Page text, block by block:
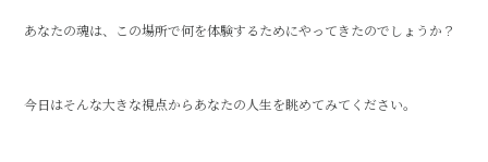
あなたの魂は、この場所で何を体験するためにやってきたのでしょうか？
今日はそんな大きな視点からあなたの人生を眺めてみてください。